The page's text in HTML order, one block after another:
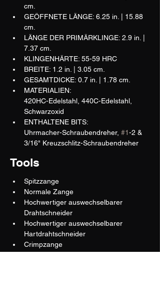
cm.
GEÖFFNETE LÄNGE: 6.25 in. | 15.88
cm.
LÄNGE DER PRIMÄRKLINGE: 2.9 in. |
7.37 cm.
KLINGENHÄRTE: 55-59 HRC
BREITE: 1.2 in. | 3.05 cm.
GESAMTDICKE: 0.7 in. | 1.78 cm.
MATERIALIEN:
420HC-Edelstahl, 440C-Edelstahl,
Schwarzoxid
ENTHALTENE BITS:
Uhrmacher-Schraubendreher, #1-2 &
3/16" Kreuzschlitz-Schraubendreher
Tools
Spitzzange
Normale Zange
Hochwertiger auswechselbarer
Drahtschneider
Hochwertiger auswechselbarer
Hartdrahtschneider
Crimpzange